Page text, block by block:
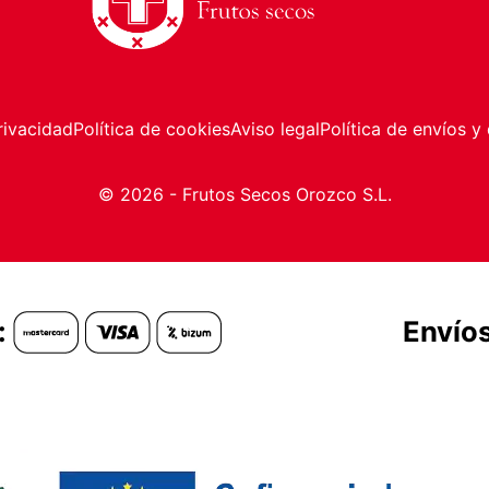
Política de cookiesAviso legalPolítica de envíos y
© 2026 - Frutos Secos Orozco S.L.